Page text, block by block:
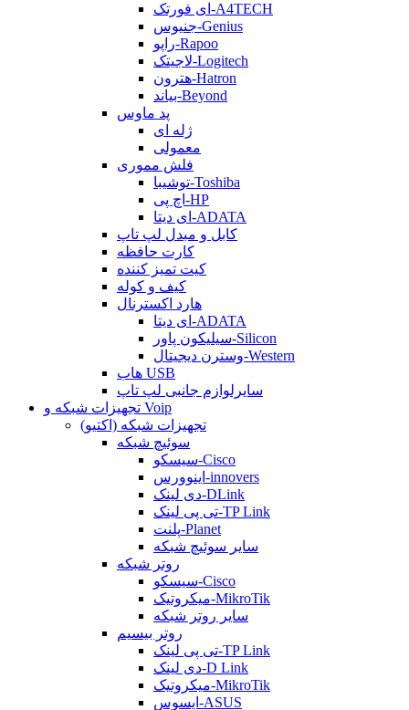
ای فورتک-A4TECH
جنیوس-Genius
راپو-Rapoo
لاجیتک-Logitech
هترون-Hatron
بیاند-Beyond
پد ماوس
ژله ای
معمولی
فلش مموری
توشیبا-Toshiba
اچ پی-HP
ای دیتا-ADATA
کابل و مبدل لپ تاپ
کارت حافظه
کیت تمیز کننده
کیف و کوله
هارد اکسترنال
ای دیتا-ADATA
سیلیکون پاور-Silicon
وسترن دیجیتال-Western
هاب USB
سایرلوازم جانبی لپ تاپ
تجهیزات شبکه و Voip
تجهیزات شبکه (اکتیو)
سوئیچ شبکه
سیسکو-Cisco
اینوورس-innovers
دی لینک-DLink
تی پی لینک-TP Link
پلنت-Planet
سایر سوئیچ شبکه
روتر شبکه
سیسکو-Cisco
میکروتیک-MikroTik
سایر روتر شبکه
روتر بیسیم
تی پی لینک-TP Link
دی لینک-D Link
میکروتیک-MikroTik
ایسوس-ASUS